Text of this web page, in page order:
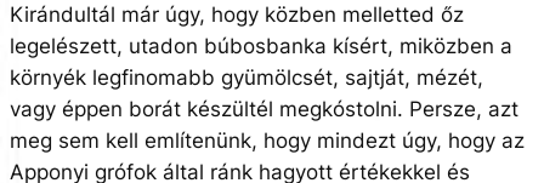
Kirándultál már úgy, hogy közben melletted őz
legelészett, utadon búbosbanka kísért, miközben a
környék legfinomabb gyümölcsét, sajtját, mézét,
vagy éppen borát készültél megkóstolni. Persze, azt
meg sem kell említenünk, hogy mindezt úgy, hogy az
Apponyi grófok által ránk hagyott értékekkel és